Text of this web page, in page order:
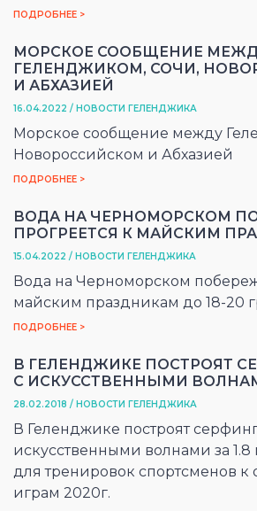
ПОДРОБНЕЕ >
МОРСКОЕ СООБЩЕНИЕ
ГЕЛЕНДЖИКОМ, СОЧИ,
И АБХАЗИЕЙ
16.04.2022 / НОВОСТИ ГЕЛЕНДЖИКА
Морское сообщение между
Новороссийском и Абхазией
ПОДРОБНЕЕ >
ВОДА НА ЧЕРНОМОРСКОМ
ПРОГРЕЕТСЯ К МАЙСКИМ
15.04.2022 / НОВОСТИ ГЕЛЕНДЖИКА
Вода на Черноморском
майским праздникам до 18-20
ПОДРОБНЕЕ >
В ГЕЛЕНДЖИКЕ ПОСТРОЯТ
С ИСКУССТВЕННЫМИ
28.02.2018 / НОВОСТИ ГЕЛЕНДЖИКА
В Геленджике построят
искусственными волнами за
для тренировок спортсменов
играм 2020г.